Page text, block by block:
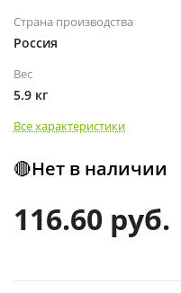
Страна производства
Россия
Вес
5.9 кг
Все характеристики
🔴Нет в наличии
116.60 руб.